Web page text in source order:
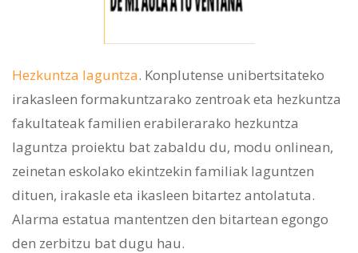
Hezkuntza laguntza. Konplutense unibertsitateko
irakasleen formakuntzarako zentroak eta hezkuntza
fakultateak familien erabilerarako hezkuntza
laguntza proiektu bat zabaldu du, modu onlinean,
zeinetan eskolako ekintzekin familiak laguntzen
dituen, irakasle eta ikasleen bitartez antolatuta.
Alarma estatua mantentzen den bitartean egongo
den zerbitzu bat dugu hau.